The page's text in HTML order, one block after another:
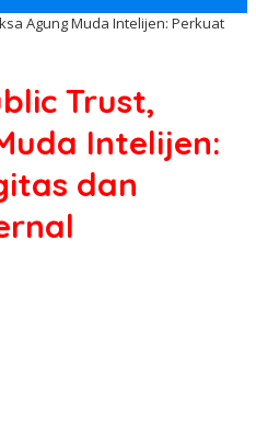
Agung Muda Intelijen: Perkuat
Trust,
Intelijen:
dan